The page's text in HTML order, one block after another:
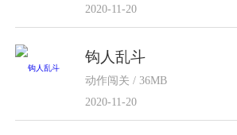
2020-11-20
钩人乱斗
动作闯关 / 36MB
2020-11-20